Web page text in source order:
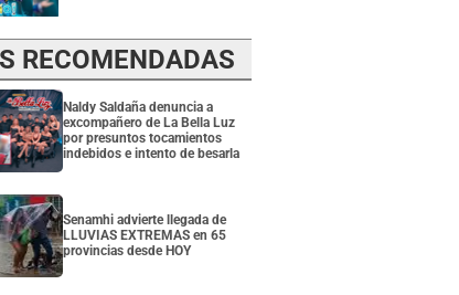
RECOMENDADAS
Naldy Saldaña denuncia a
excompañero de La Bella Luz
por presuntos tocamientos
indebidos e intento de besarla
Senamhi advierte llegada de
LLUVIAS EXTREMAS en 65
provincias desde HOY